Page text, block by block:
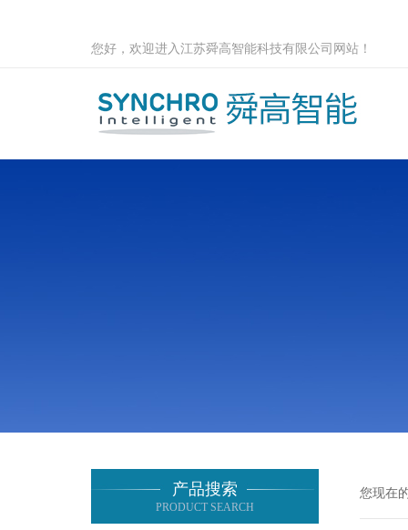
您好，欢迎进入江苏舜高智能科技有限公司网站！
产品搜索
PRODUCT SEARCH
您现在